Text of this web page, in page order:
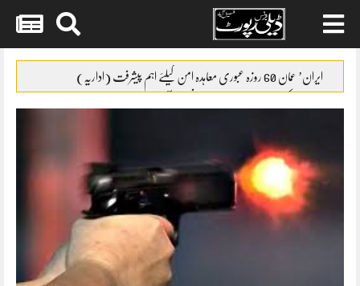
contentایران’ عمان 60 روزہ عبوری معاہدہ امن کیلئے اہم پیشرفت (اداریہ)
ایس ایس سی امتحانات 2026ء کا شیڈول جاری
پنشن فنڈز کی سرمایہ کاری سے خزانے کو نقصان پہنچانے کے معاملے کی
انکوائری شروع
گندم آٹے کا بحران تیل سے بھی بڑا ہو چکا ہے